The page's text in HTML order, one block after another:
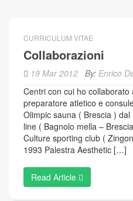
CURRICULUM VITAE
Collaborazioni
19 Mar 2012 By: Enrico
Centri con cui ho
preparatore atletico e
Olimpic sauna ( Brescia )
line ( Bagnolo mella –
Culture sporting club (
1993 Palestra Aesthetic […]
Read Article